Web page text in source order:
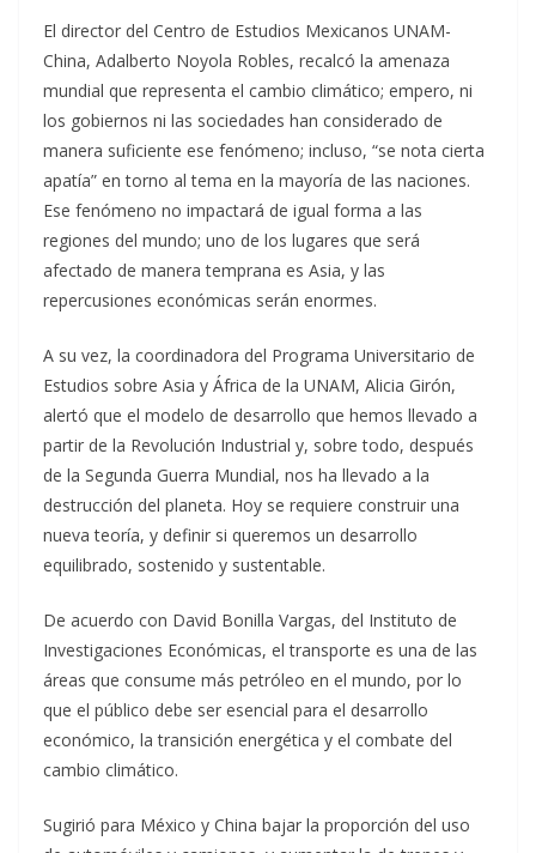
El director del Centro de Estudios Mexicanos UNAM-
China, Adalberto Noyola Robles, recalcó la amenaza
mundial que representa el cambio climático; empero, ni
los gobiernos ni las sociedades han considerado de
manera suficiente ese fenómeno; incluso, “se nota cierta
apatía” en torno al tema en la mayoría de las naciones.
Ese fenómeno no impactará de igual forma a las
regiones del mundo; uno de los lugares que será
afectado de manera temprana es Asia, y las
repercusiones económicas serán enormes.
A su vez, la coordinadora del Programa Universitario de
Estudios sobre Asia y África de la UNAM, Alicia Girón,
alertó que el modelo de desarrollo que hemos llevado a
partir de la Revolución Industrial y, sobre todo, después
de la Segunda Guerra Mundial, nos ha llevado a la
destrucción del planeta. Hoy se requiere construir una
nueva teoría, y definir si queremos un desarrollo
equilibrado, sostenido y sustentable.
De acuerdo con David Bonilla Vargas, del Instituto de
Investigaciones Económicas, el transporte es una de las
áreas que consume más petróleo en el mundo, por lo
que el público debe ser esencial para el desarrollo
económico, la transición energética y el combate del
cambio climático.
Sugirió para México y China bajar la proporción del uso